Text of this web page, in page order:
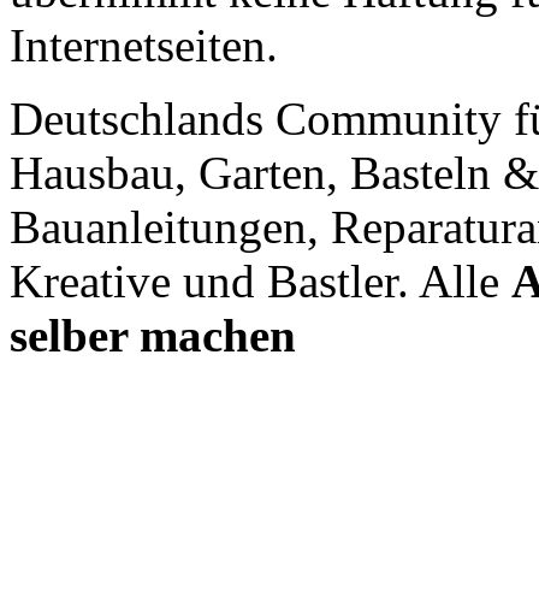
Internetseiten.
Deutschlands Community
Hausbau, Garten, Basteln
Bauanleitungen,
Kreative und Bastler. Alle
selber machen